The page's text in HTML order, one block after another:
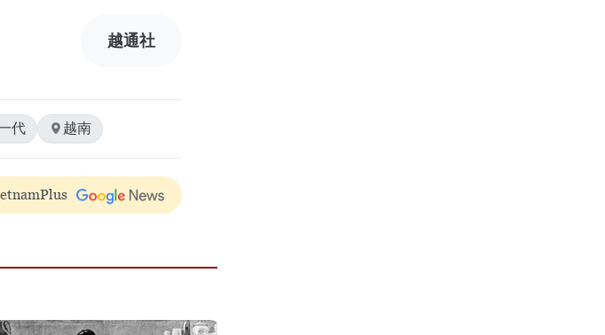
越通社
代 越南